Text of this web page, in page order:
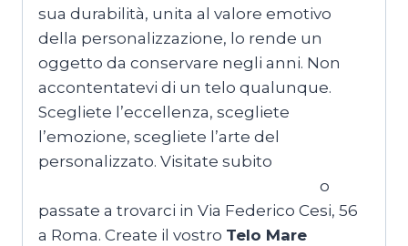
sua durabilità, unita al valore emotivo
della personalizzazione, lo rende un
oggetto da conservare negli anni. Non
accontentatevi di un telo qualunque.
Scegliete l’eccellenza, scegliete
l’emozione, scegliete l’arte del
personalizzato. Visitate subito
o
passate a trovarci in Via Federico Cesi, 56
a Roma. Create il vostro Telo Mare